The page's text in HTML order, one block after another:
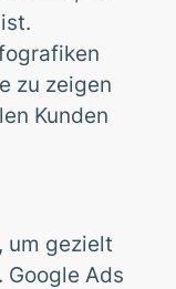
zu zeigen
Kunden
um gezielt
Google Ads